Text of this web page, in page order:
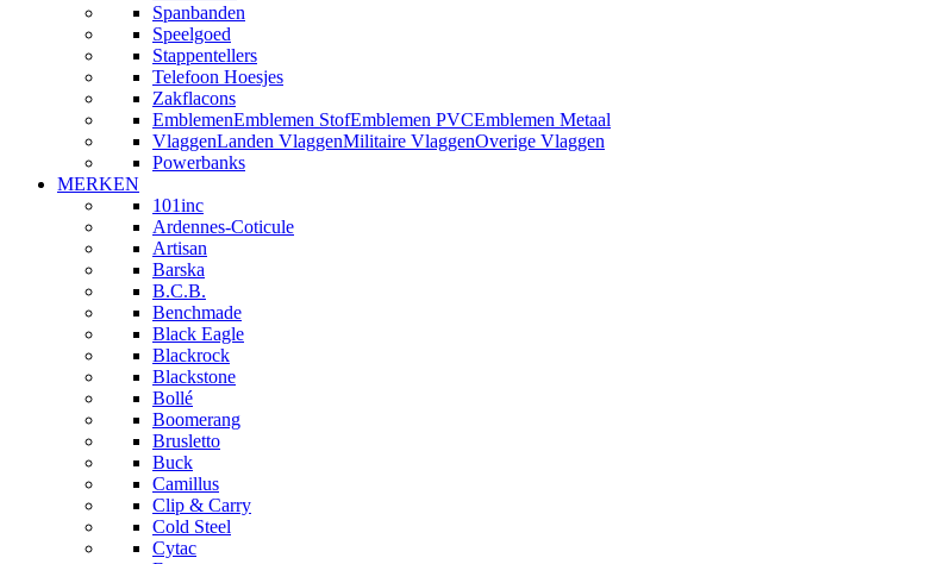
Spanbanden
Speelgoed
Stappentellers
Telefoon Hoesjes
Zakflacons
EmblemenEmblemen StofEmblemen PVCEmblemen Metaal
VlaggenLanden VlaggenMilitaire VlaggenOverige Vlaggen
Powerbanks
MERKEN
101inc
Ardennes-Coticule
Artisan
Barska
B.C.B.
Benchmade
Black Eagle
Blackrock
Blackstone
Bollé
Boomerang
Brusletto
Buck
Camillus
Clip & Carry
Cold Steel
Cytac